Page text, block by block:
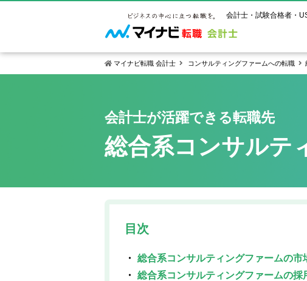
会計士・試験合格者・
サービス紹介
ご利用ガイド
よくあるご質問
転職お役立ち情報
はじめての転職の方へ
業界情報
試験科目一覧
公認会計士試験合格
マイナビ転職 会計士 コンサルティングファームへの転職
会計士が活躍できる転職先
総合系コンサルテ
目次
総合系コンサルティングファームの市
総合系コンサルティングファームの採